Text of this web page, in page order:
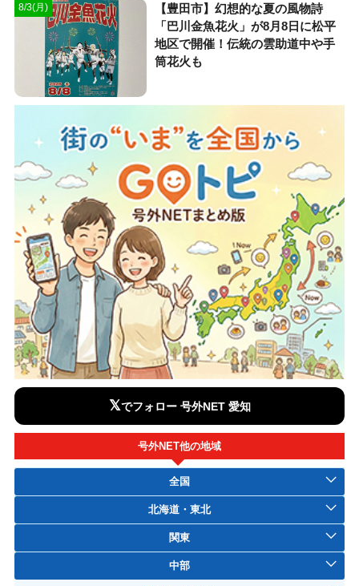
8/3(月)
【豊田市】幻想的な夏の風物詩
「巴川金魚花火」が8月8日に松平
地区で開催！伝統の雲助道中や手
筒花火も
𝕏でフォロー 号外NET 愛知
号外NET他の地域
全国
北海道・東北
関東
中部